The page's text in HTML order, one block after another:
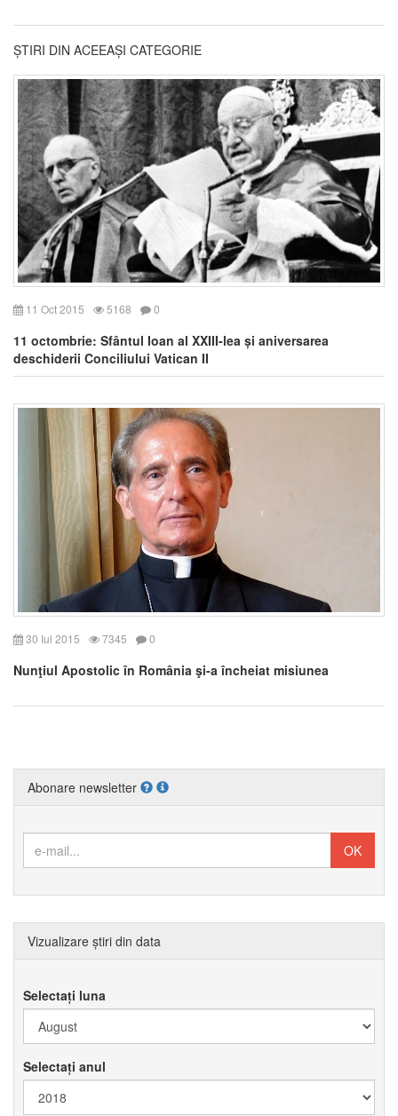
ȘTIRI DIN ACEEAȘI CATEGORIE
11 Oct 2015 5168 0
11 octombrie: Sfântul Ioan al XXIII-lea și aniversarea
deschiderii Conciliului Vatican II
30 Iul 2015 7345 0
Nunţiul Apostolic în România şi-a încheiat misiunea
Abonare newsletter
Vizualizare știri din data
Selectați luna
Selectați anul